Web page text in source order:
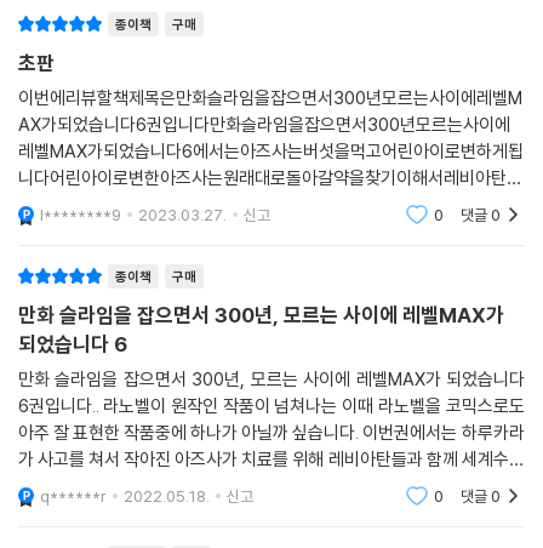
종이책 구매
초판
이번에리뷰할책제목은만화슬라임을잡으면서300년모르는사이에레벨M
AX가되었습니다6권입니다만화슬라임을잡으면서300년모르는사이에
레벨MAX가되었습니다6에서는아즈사는버섯을먹고어린아이로변하게됩
니다어린아이로변한아즈사는원래대로돌아갈약을찾기이해서레비아탄자
매들과함께마족의땅에있는세계수를공략하게됩니다재미있었던만화슬라
임을잡으면서300년모르는사이에레벨MAX가되었습니
l********9 2023.03.27. 신고 0 댓글0
종이책 구매
만화 슬라임을 잡으면서 300년, 모르는 사이에 레벨MAX가
되었습니다 6
만화 슬라임을 잡으면서 300년, 모르는 사이에 레벨MAX가 되었습니다
6권입니다.. 라노벨이 원작인 작품이 넘쳐나는 이때 라노벨을 코믹스로도
아주 잘 표현한 작품중에 하나가 아닐까 싶습니다. 이번권에서는 하루카라
가 사고를 쳐서 작아진 아즈사가 치료를 위해 레비아탄들과 함께 세계수의
나무를 오르는 에피소드를 중점으로 이야기가 전개되는데요...마침내 올라
간 정상에선 깜
q******r 2022.05.18. 신고 0 댓글0